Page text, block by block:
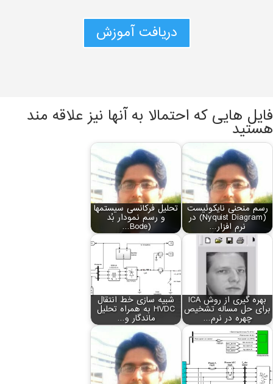
دریافت آموزش
فایل هایی که احتمالا به آنها نیز علاقه مند
هستید
رسم منحنی نایکوئیست
(Nyquist Diagram) در
نرم افزار…
تحلیل فرکانسی سیستم‏ها
و رسم نمودار بُد
(Bode…
بهره گیری از روش ICA
برای حل مساله تشخیص
چهره در نرم…
شبیه سازی خط انتقال
HVDC به همراه تحلیل
ماندگار و…